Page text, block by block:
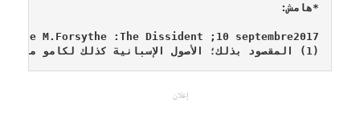
*هامش:
M.Forsythe :The Dissident ;10 septembre2017.
(
1
) المقصود بذلك؛ الأصول الإسبانية كذلك لكامو من
إعلان